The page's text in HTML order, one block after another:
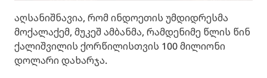
აღსანიშნავია, რომ ინდოეთის უმდიდრესმა
მოქალაქემ, მუკეშ ამბანმა, რამდენიმე წლის წინ
ქალიშვილის ქორწილისთვის 100 მილიონი
დოლარი დახარჯა.